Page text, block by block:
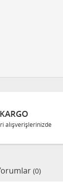
alışverişlerinizde
(0)